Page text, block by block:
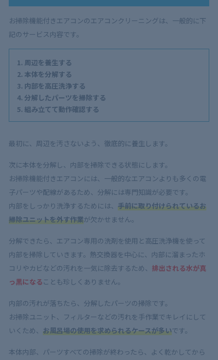
お掃除機能付きエアコンのエアコンクリーニングは、一般的に下
記のサービス内容です。
周辺を養生する
本体を分解する
内部を高圧洗浄する
分解したパーツを掃除する
組み立てて動作確認する
最初に、周辺を汚さないよう、徹底的に養生します。
次に本体を分解し、内部を掃除できる状態にします。
お掃除機能付きエアコンには、一般的なエアコンよりも多くの電
子パーツや配線があるため、分解には専門知識が必要です。
内部をしっかり洗浄するためには、 手前に取り付けられているお
掃除ユニットを外す作業が欠かせません。
分解できたら、エアコン専用の洗剤を使用と高圧洗浄機を使って
内部を掃除していきます。熱交換器を中心に、内部に溜まったホ
コリやカビなどの汚れを一気に除去するため、 排出される水が真
っ黒になることも珍しくありません。
内部の汚れが落ちたら、分解したパーツの掃除です。
お掃除ユニット、フィルターなどの汚れを手作業でキレイにして
いくため、 お風呂場の使用を求められるケースが多いです。
本体内部、パーツすべての掃除が終わったら、よく乾かしてから